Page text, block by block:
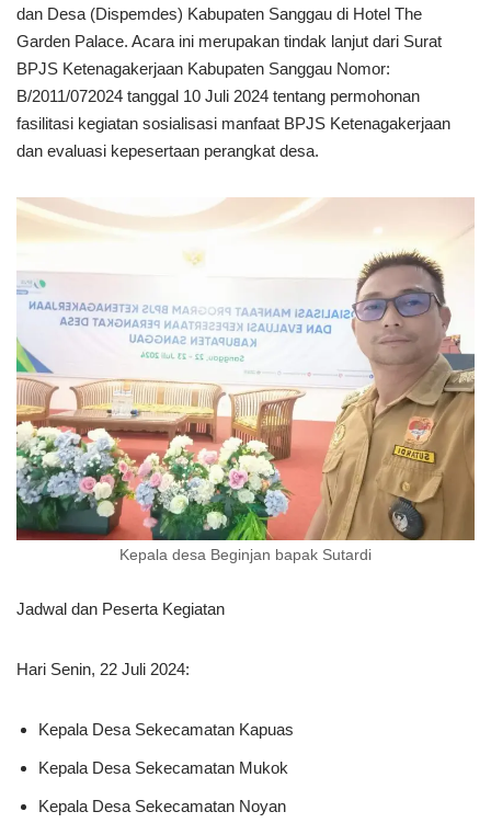
dan Desa (Dispemdes) Kabupaten Sanggau di Hotel The
Garden Palace. Acara ini merupakan tindak lanjut dari Surat
BPJS Ketenagakerjaan Kabupaten Sanggau Nomor:
B/2011/072024 tanggal 10 Juli 2024 tentang permohonan
fasilitasi kegiatan sosialisasi manfaat BPJS Ketenagakerjaan
dan evaluasi kepesertaan perangkat desa.
Kepala desa Beginjan bapak Sutardi
Jadwal dan Peserta Kegiatan
Hari Senin, 22 Juli 2024:
Kepala Desa Sekecamatan Kapuas
Kepala Desa Sekecamatan Mukok
Kepala Desa Sekecamatan Noyan